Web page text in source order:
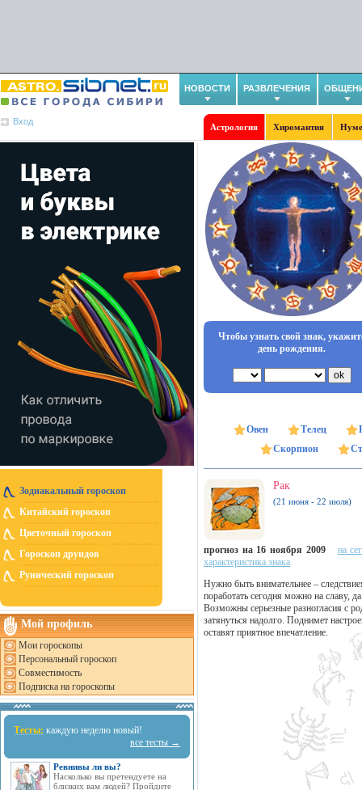
НОВОСТИ РАЗВЛЕЧЕНИЯ
Вход
Астрология Хиромантия
Зодиакальный гороскоп
Китайский гороскоп
Цветочный гороскоп
Гороскоп друидов
Рунический гороскоп
Мой профиль
Мои гороскопы
Персональный гороскоп
Совместимость
Подписка на гороскопы
Тесты: каждую неделю новый!
все тесты →
Ревнивы ли вы?
Насколько вы претендуете на
близких вам людей? Пройдите
Чтобы узнать свой знак,
день рождения.
Овен Телец
Скорпион
Рак
(21 июня - 22 июля)
прогноз на 16 ноября 2009
на
характеристика знака
Нужно быть внимательнее –
поработать сегодня можно на славу,
Возможны серьезные разногласия с
затянуться надолго. Поднимет
оставят приятное впечатление.